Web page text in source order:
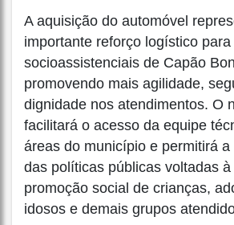
A aquisição do automóvel
importante reforço logístico
socioassistenciais de Capão
promovendo mais agilidade,
dignidade nos atendimentos. O
facilitará o acesso da equipe
áreas do município e permitirá
das políticas públicas voltadas
promoção social de crianças,
idosos e demais grupos